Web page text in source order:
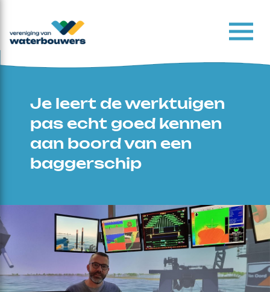
Je leert de werktuigen
pas echt goed kennen
aan boord van een
baggerschip